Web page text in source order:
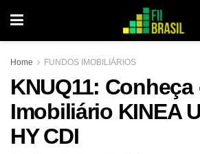
Home FUNDOS IMOBILIÁRIOS
KNUQ11:
Imobiliário KINEA
HY CDI